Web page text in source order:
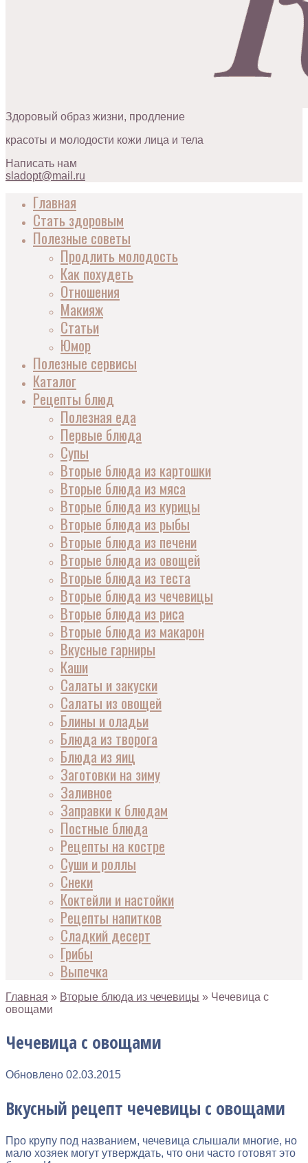
Здоровый образ жизни, продление
красоты и молодости кожи лица и тела
Написать нам
sladopt@mail.ru
Главная
Стать здоровым
Полезные советы
Продлить молодость
Как похудеть
Отношения
Макияж
Статьи
Юмор
Полезные сервисы
Каталог
Рецепты блюд
Полезная еда
Первые блюда
Супы
Вторые блюда из картошки
Вторые блюда из мяса
Вторые блюда из курицы
Вторые блюда из рыбы
Вторые блюда из печени
Вторые блюда из овощей
Вторые блюда из теста
Вторые блюда из чечевицы
Вторые блюда из риса
Вторые блюда из макарон
Вкусные гарниры
Каши
Салаты и закуски
Салаты из овощей
Блины и оладьи
Блюда из творога
Блюда из яиц
Заготовки на зиму
Заливное
Заправки к блюдам
Постные блюда
Рецепты на костре
Суши и роллы
Снеки
Коктейли и настойки
Рецепты напитков
Сладкий десерт
Грибы
Выпечка
Главная » Вторые блюда из чечевицы » Чечевица с
овощами
Чечевица с овощами
Обновлено 02.03.2015
Вкусный рецепт чечевицы с овощами
Про крупу под названием, чечевица слышали многие, но
мало хозяек могут утверждать, что они часто готовят это